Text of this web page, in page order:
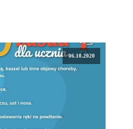
06.10.2020